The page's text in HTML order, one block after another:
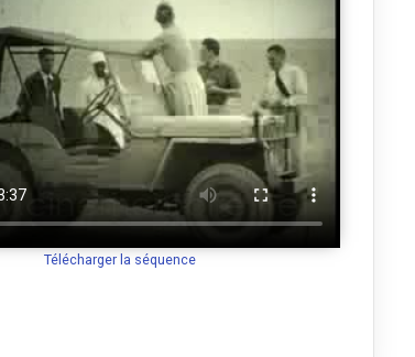
Télécharger la séquence